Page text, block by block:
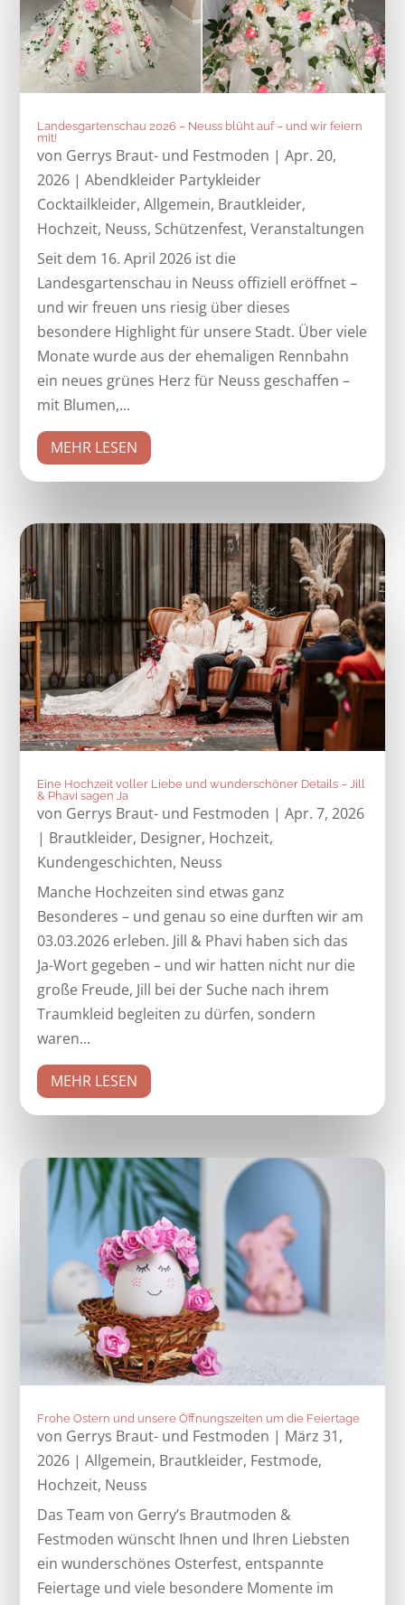
Landesgartenschau 2026 – Neuss blüht auf – und wir feiern
mit!
von Gerrys Braut- und Festmoden |Apr. 20,
2026 |Abendkleider Partykleider
Cocktailkleider,Allgemein, Brautkleider,
Hochzeit, Neuss, Schützenfest,Veranstaltungen
Seit dem 16. April 2026 ist die
Landesgartenschau in Neuss offiziell eröffnet –
und wir freuen uns riesig über dieses
besondere Highlight für unsere Stadt. Über viele
Monate wurde aus der ehemaligen Rennbahn
ein neues grünes Herz für Neuss geschaffen –
mit Blumen,...
MEHR LESEN
Eine Hochzeit voller Liebe und wunderschöner Details – Jill
& Phavi sagen Ja
von Gerrys Braut- und Festmoden |Apr. 7, 2026
| Brautkleider, Designer, Hochzeit,
Kundengeschichten, Neuss
Manche Hochzeiten sind etwas ganz
Besonderes – und genau so eine durften wir am
03.03.2026 erleben. Jill & Phavi haben sich das
Ja-Wort gegeben – und wir hatten nicht nur die
große Freude, Jill bei der Suche nach ihrem
Traumkleid begleiten zu dürfen, sondern
waren...
MEHR LESEN
Frohe Ostern und unsere Öffnungszeiten um die Feiertage
von Gerrys Braut- und Festmoden | März 31,
2026 |Allgemein, Brautkleider, Festmode,
Hochzeit, Neuss
Das Team von Gerry’s Brautmoden &
Festmoden wünscht Ihnen und Ihren Liebsten
ein wunderschönes Osterfest, entspannte
Feiertage und viele besondere Momente im